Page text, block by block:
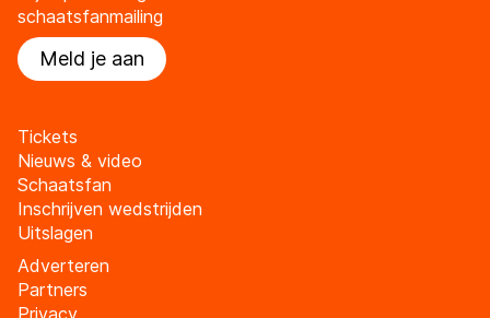
schaatsfanmailing
Meld je aan
Tickets
Nieuws & video
Schaatsfan
Inschrijven wedstrijden
Uitslagen
Adverteren
Partners